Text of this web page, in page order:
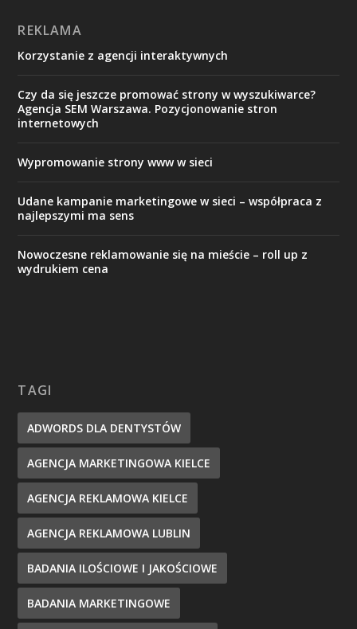
REKLAMA
Korzystanie z agencji interaktywnych
Czy da się jeszcze promować strony w wyszukiwarce?
Agencja SEM Warszawa. Pozycjonowanie stron
internetowych
Wypromowanie strony www w sieci
Udane kampanie marketingowe w sieci – współpraca z
najlepszymi ma sens
Nowoczesne reklamowanie się na mieście – roll up z
wydrukiem cena
TAGI
ADWORDS DLA DENTYSTÓW
AGENCJA MARKETINGOWA KIELCE
AGENCJA REKLAMOWA KIELCE
AGENCJA REKLAMOWA LUBLIN
BADANIA ILOŚCIOWE I JAKOŚCIOWE
BADANIA MARKETINGOWE